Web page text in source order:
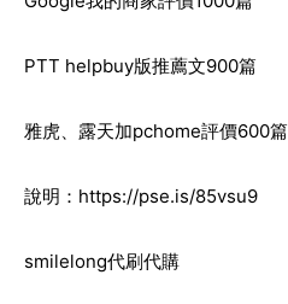
PTT helpbuy版推薦文900篇
雅虎、露天加pchome評價600篇
說明： https://pse.is/85vsu9
smilelong代刷代購